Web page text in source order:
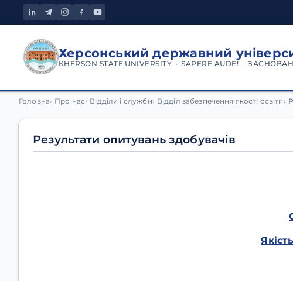
Херсонський державний
KHERSON STATE UNIVERSITY · SAPERE AUDE! ·
Результати опитувань
Головна Про нас Відділи і служби Відділ забезпечення якості освіти
Результати опитувань здобувачів